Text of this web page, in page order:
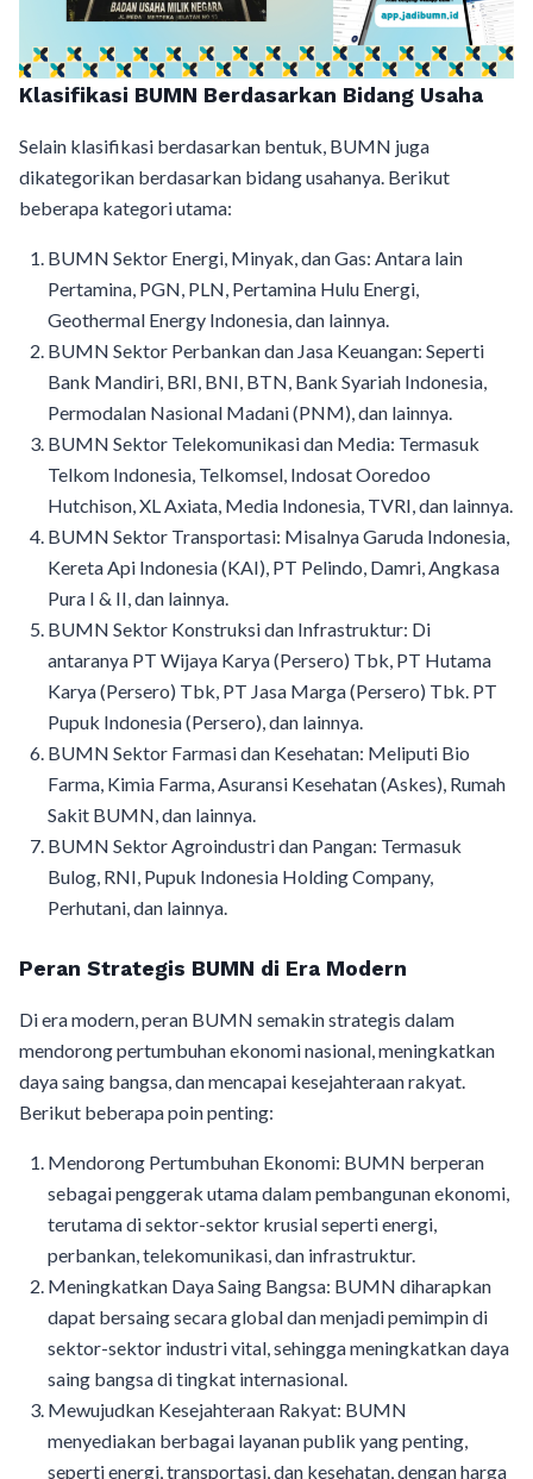
Klasifikasi BUMN Berdasarkan Bidang Usaha
Selain klasifikasi berdasarkan bentuk, BUMN juga
dikategorikan berdasarkan bidang usahanya. Berikut
beberapa kategori utama:
BUMN Sektor Energi, Minyak, dan Gas: Antara lain
Pertamina, PGN, PLN, Pertamina Hulu Energi,
Geothermal Energy Indonesia, dan lainnya.
BUMN Sektor Perbankan dan Jasa Keuangan: Seperti
Bank Mandiri, BRI, BNI, BTN, Bank Syariah Indonesia,
Permodalan Nasional Madani (PNM), dan lainnya.
BUMN Sektor Telekomunikasi dan Media: Termasuk
Telkom Indonesia, Telkomsel, Indosat Ooredoo
Hutchison, XL Axiata, Media Indonesia, TVRI, dan lainnya.
BUMN Sektor Transportasi: Misalnya Garuda Indonesia,
Kereta Api Indonesia (KAI), PT Pelindo, Damri, Angkasa
Pura I & II, dan lainnya.
BUMN Sektor Konstruksi dan Infrastruktur: Di
antaranya PT Wijaya Karya (Persero) Tbk, PT Hutama
Karya (Persero) Tbk, PT Jasa Marga (Persero) Tbk. PT
Pupuk Indonesia (Persero), dan lainnya.
BUMN Sektor Farmasi dan Kesehatan: Meliputi Bio
Farma, Kimia Farma, Asuransi Kesehatan (Askes), Rumah
Sakit BUMN, dan lainnya.
BUMN Sektor Agroindustri dan Pangan: Termasuk
Bulog, RNI, Pupuk Indonesia Holding Company,
Perhutani, dan lainnya.
Peran Strategis BUMN di Era Modern
Di era modern, peran BUMN semakin strategis dalam
mendorong pertumbuhan ekonomi nasional, meningkatkan
daya saing bangsa, dan mencapai kesejahteraan rakyat.
Berikut beberapa poin penting:
Mendorong Pertumbuhan Ekonomi: BUMN berperan
sebagai penggerak utama dalam pembangunan ekonomi,
terutama di sektor-sektor krusial seperti energi,
perbankan, telekomunikasi, dan infrastruktur.
Meningkatkan Daya Saing Bangsa: BUMN diharapkan
dapat bersaing secara global dan menjadi pemimpin di
sektor-sektor industri vital, sehingga meningkatkan daya
saing bangsa di tingkat internasional.
Mewujudkan Kesejahteraan Rakyat: BUMN
menyediakan berbagai layanan publik yang penting,
seperti energi, transportasi, dan kesehatan, dengan harga